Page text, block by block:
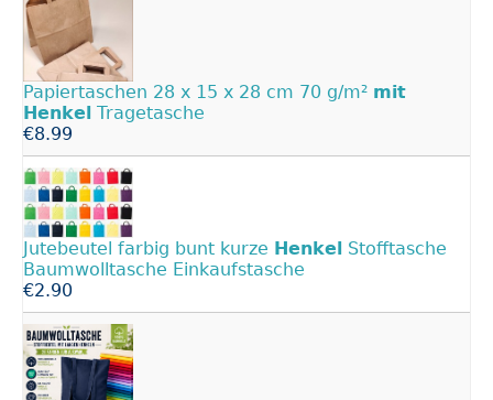
Papiertaschen 28 x 15 x 28 cm 70 g/m² mit
Henkel Tragetasche
€8.99
Jutebeutel farbig bunt kurze Henkel Stofftasche
Baumwolltasche Einkaufstasche
€2.90